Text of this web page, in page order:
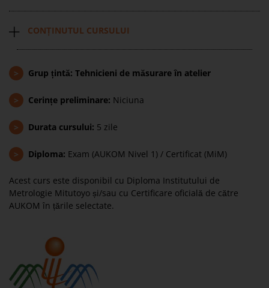
CONȚINUTUL CURSULUI
> Grup țintă: Tehnicieni de măsurare în atelier
> Cerințe preliminare: Niciuna
> Durata cursului: 5 zile
> Diploma: Exam (AUKOM Nivel 1) / Certificat (MiM)
Acest curs este disponibil cu Diploma Institutului de
Metrologie Mitutoyo și/sau cu Certificare oficială de către
AUKOM în țările selectate.